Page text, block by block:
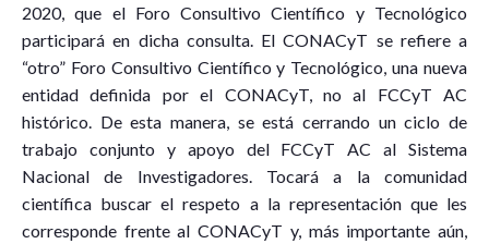
2020, que el Foro Consultivo Científico y Tecnológico
participará en dicha consulta. El CONACyT se refiere a
“otro” Foro Consultivo Científico y Tecnológico, una nueva
entidad definida por el CONACyT, no al FCCyT AC
histórico. De esta manera, se está cerrando un ciclo de
trabajo conjunto y apoyo del FCCyT AC al Sistema
Nacional de Investigadores. Tocará a la comunidad
científica buscar el respeto a la representación que les
corresponde frente al CONACyT y, más importante aún,